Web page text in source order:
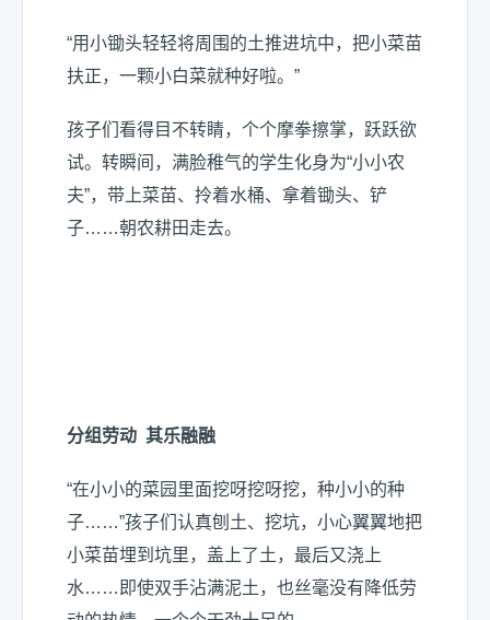
“用小锄头轻轻将周围的土推进坑中，把小菜苗
扶正，一颗小白菜就种好啦。”
孩子们看得目不转睛，个个摩拳擦掌，跃跃欲
试。转瞬间，满脸稚气的学生化身为“小小农
夫”，带上菜苗、拎着水桶、拿着锄头、铲
子……朝农耕田走去。
分组劳动 其乐融融
“在小小的菜园里面挖呀挖呀挖，种小小的种
子……”孩子们认真刨土、挖坑，小心翼翼地把
小菜苗埋到坑里，盖上了土，最后又浇上
水……即使双手沾满泥土，也丝毫没有降低劳